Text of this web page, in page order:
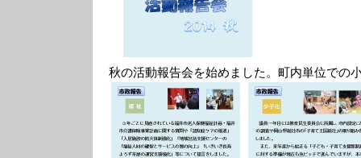
秋の活動報告会を始めました。町内単位での